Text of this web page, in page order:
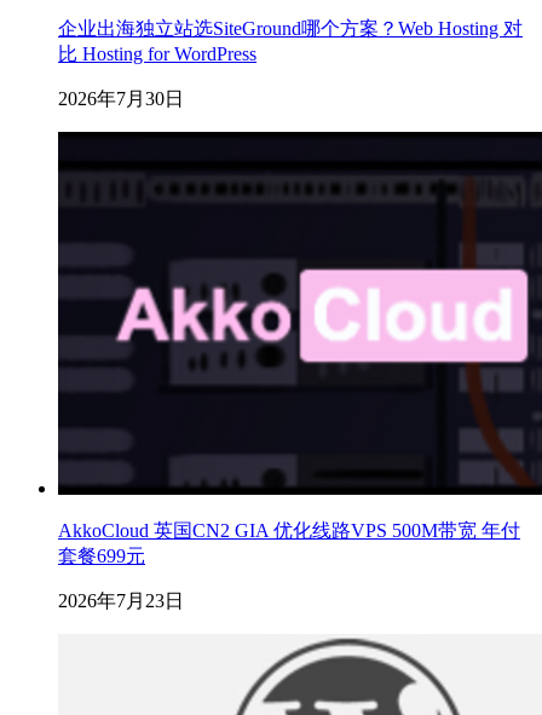
企业出海独立站选SiteGround哪个方案？Web Hosting 对
比 Hosting for WordPress
2026年7月30日
AkkoCloud 英国CN2 GIA 优化线路VPS 500M带宽 年付
套餐699元
2026年7月23日